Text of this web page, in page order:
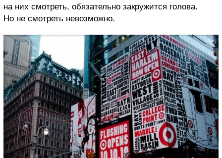
на них смотреть, обязательно закружится голова.
Но не смотреть невозможно.